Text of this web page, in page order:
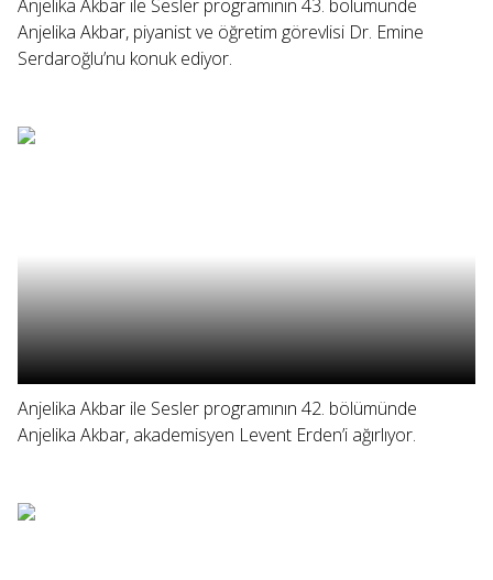
Anjelika Akbar ile Sesler programının 43. bölümünde
Anjelika Akbar, piyanist ve öğretim görevlisi Dr. Emine
Serdaroğlu’nu konuk ediyor.
Anjelika Akbar ile Sesler programının 42. bölümünde
Anjelika Akbar, akademisyen Levent Erden’i ağırlıyor.